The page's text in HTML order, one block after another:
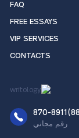
FAQ
FREE ESSAYS
VIP SERVICES
CONTACTS
رقم مجاني